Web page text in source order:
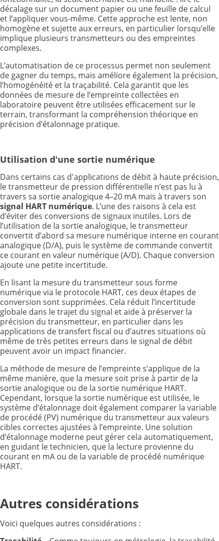
décalage sur un document papier ou une feuille de calcul
et l’appliquer vous-même. Cette approche est lente, non
homogène et sujette aux erreurs, en particulier lorsqu’elle
implique plusieurs transmetteurs ou des empreintes
complexes.
L’automatisation de ce processus permet non seulement
de gagner du temps, mais améliore également la précision,
l’homogénéité et la traçabilité. Cela garantit que les
données de mesure de l’empreinte collectées en
laboratoire peuvent être utilisées efficacement sur le
terrain, transformant la compréhension théorique en
précision d’étalonnage pratique.
Utilisation d'une sortie numérique
Dans certains cas d'applications de débit à haute précision,
le transmetteur de pression différentielle n’est pas lu à
travers sa sortie analogique 4–20 mA mais à travers son
signal HART numérique. L’une des raisons à cela est
d’éviter des conversions de signaux inutiles. Lors de
l’utilisation de la sortie analogique, le transmetteur
convertit d’abord sa mesure numérique interne en courant
analogique (D/A), puis le système de commande convertit
ce courant en valeur numérique (A/D). Chaque conversion
ajoute une petite incertitude.
En lisant la mesure du transmetteur sous forme
numérique via le protocole HART, ces deux étapes de
conversion sont supprimées. Cela réduit l’incertitude
globale dans le trajet du signal et aide à préserver la
précision du transmetteur, en particulier dans les
applications de transfert fiscal ou d’autres situations où
même de très petites erreurs dans le signal de débit
peuvent avoir un impact financier.
La méthode de mesure de l’empreinte s’applique de la
même manière, que la mesure soit prise à partir de la
sortie analogique ou de la sortie numérique HART.
Cependant, lorsque la sortie numérique est utilisée, le
système d’étalonnage doit également comparer la variable
de procédé (PV) numérique du transmetteur aux valeurs
cibles correctes ajustées à l’empreinte. Une solution
d’étalonnage moderne peut gérer cela automatiquement,
en guidant le technicien, que la lecture provienne du
courant en mA ou de la variable de procédé numérique
HART.
Autres considérations
Voici quelques autres considérations :